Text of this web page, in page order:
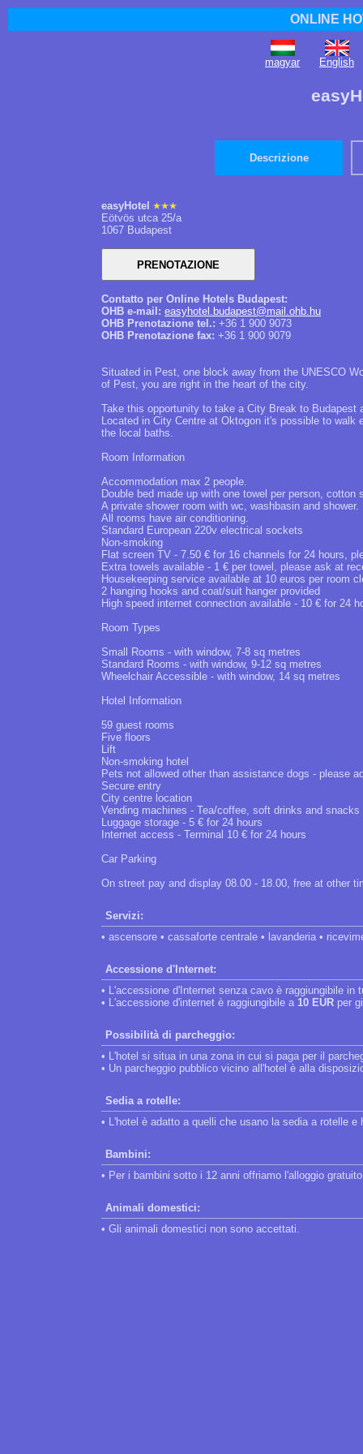
ONLINE
magyar English
Descrizione
easyHotel
Eötvös utca 25/a
1067 Budapest
Contatto per Online Hotels Budapest:
OHB e-mail: easyhotel.budapest@mail.ohb.hu
OHB Prenotazione tel.: +36 1 900 9073
OHB Prenotazione fax: +36 1 900 9079
Situated in Pest, one block away from the UNESCO
of Pest, you are right in the heart of the city.
Take this opportunity to take a City Break to
Located in City Centre at Oktogon it's possible to
the local baths.
Room Information
Accommodation max 2 people.
Double bed made up with one towel per person,
A private shower room with wc, washbasin and shower.
All rooms have air conditioning.
Standard European 220v electrical sockets
Non-smoking
Flat screen TV - 7.50 € for 16 channels for 24 hours,
Extra towels available - 1 € per towel, please ask at
Housekeeping service available at 10 euros per room
2 hanging hooks and coat/suit hanger provided
High speed internet connection available - 10 € for 24
Room Types
Small Rooms - with window, 7-8 sq metres
Standard Rooms - with window, 9-12 sq metres
Wheelchair Accessible - with window, 14 sq metres
Hotel Information
59 guest rooms
Five floors
Lift
Non-smoking hotel
Pets not allowed other than assistance dogs - please
Secure entry
City centre location
Vending machines - Tea/coffee, soft drinks and snacks
Luggage storage - 5 € for 24 hours
Internet access - Terminal 10 € for 24 hours
Car Parking
On street pay and display 08.00 - 18.00, free at other
Servizi:
• ascensore • cassaforte centrale • lavanderia •
Accessione d'Internet:
• L'accessione d'Internet senza cavo è raggiungibile in
• L'accessione d'internet è raggiungibile a 10 EUR per
Possibilità di parcheggio:
• L'hotel si situa in una zona in cui si paga per il
• Un parcheggio pubblico vicino all'hotel è alla
Sedia a rotelle:
• L'hotel è adatto a quelli che usano la sedia a rotelle
Bambini:
• Per i bambini sotto i 12 anni offriamo l'alloggio
Animali domestici:
• Gli animali domestici non sono accettati.